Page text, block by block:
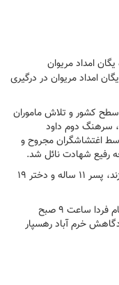
امداد مریوان در درگیری
سطح کشور و تلاش ماموران
سرهنگ دوم داود
اغتشاشگران مجروح و
رفیع شهادت نائل شد.
گفتنی است شهید عبداللهی متاهل، دارای دو فرزند، پسر ۱۱ ساله و دختر ۱۹
مراسم تشییع پیکر پاک و مطهر این شهید والامقام فردا ساعت ۹ صبح
خرم آباد رهسپار